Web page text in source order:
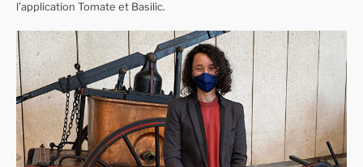
l’application Tomate et Basilic.